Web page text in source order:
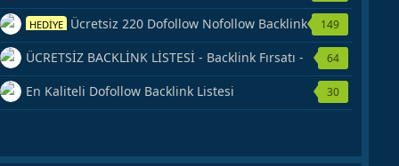
Backlink Kaynağı Veriyorum.
HEDİYE Ücretsiz 220 Dofollow Nofollow Backlink
Veriyorum
149
ÜCRETSİZ BACKLİNK LİSTESİ - Backlink Fırsatı -
Hemen Yetiş!
64
En Kaliteli Dofollow Backlink Listesi 30